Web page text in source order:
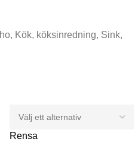
, Kök, köksinredning, Sink,
Rensa